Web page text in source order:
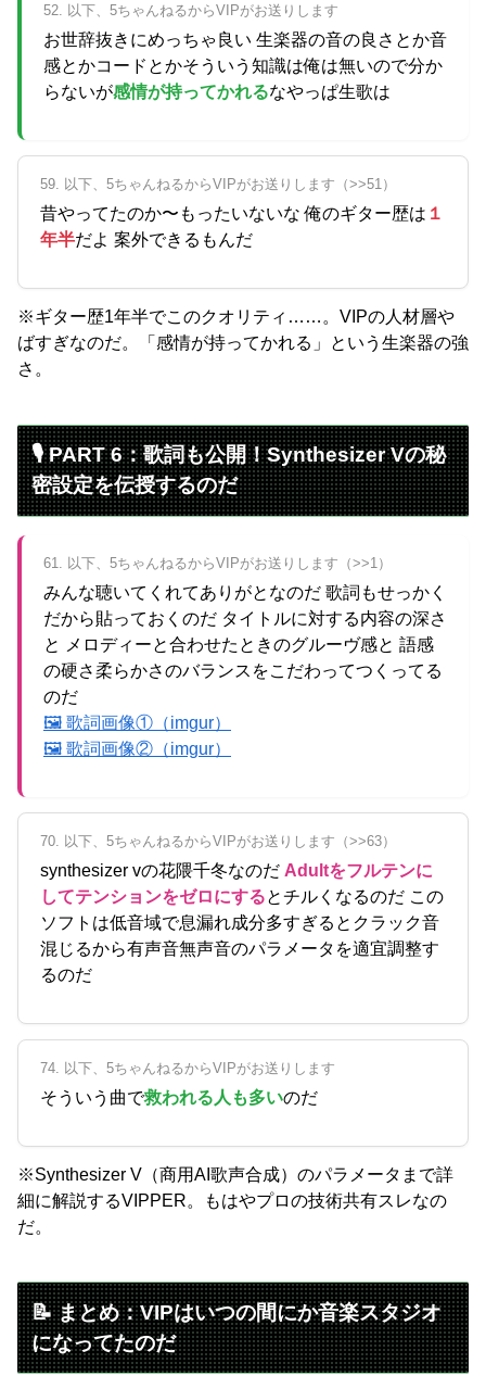
52. 以下、5ちゃんねるからVIPがお送りします
お世辞抜きにめっちゃ良い 生楽器の音の良さとか音
感とかコードとかそういう知識は俺は無いので分か
らないが感情が持ってかれるなやっぱ生歌は
59. 以下、5ちゃんねるからVIPがお送りします（>>51）
昔やってたのか〜もったいないな 俺のギター歴は １
年半だよ 案外できるもんだ
※ギター歴1年半でこのクオリティ……。VIPの人材層や
ばすぎなのだ。「感情が持ってかれる」という生楽器の強
さ。
🎙️ PART 6：歌詞も公開！Synthesizer Vの秘
密設定を伝授するのだ
61. 以下、5ちゃんねるからVIPがお送りします（>>1）
みんな聴いてくれてありがとなのだ 歌詞もせっかく
だから貼っておくのだ タイトルに対する内容の深さ
と メロディーと合わせたときのグルーヴ感と 語感
の硬さ柔らかさのバランスをこだわってつくってる
のだ
🖼 歌詞画像①（imgur）
🖼 歌詞画像②（imgur）
70. 以下、5ちゃんねるからVIPがお送りします（>>63）
synthesizer vの花隈千冬なのだ Adultをフルテンに
してテンションをゼロにするとチルくなるのだ この
ソフトは低音域で息漏れ成分多すぎるとクラック音
混じるから有声音無声音のパラメータを適宜調整す
るのだ
74. 以下、5ちゃんねるからVIPがお送りします
そういう曲で救われる人も多いのだ
※Synthesizer V（商用AI歌声合成）のパラメータまで詳
細に解説するVIPPER。もはやプロの技術共有スレなの
だ。
📝 まとめ：VIPはいつの間にか音楽スタジオ
になってたのだ